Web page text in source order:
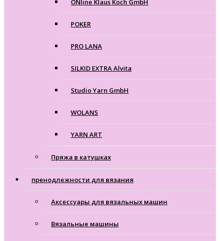
ONline Klaus Koch GmbH
POKER
PRO LANA
SILKID EXTRA Alvita
Studio Yarn GmbH
WOLANS
YARN ART
Пряжа в катушках
пренодлежности для вязания
Аксессуары для вязальных машин
Вязальные машины